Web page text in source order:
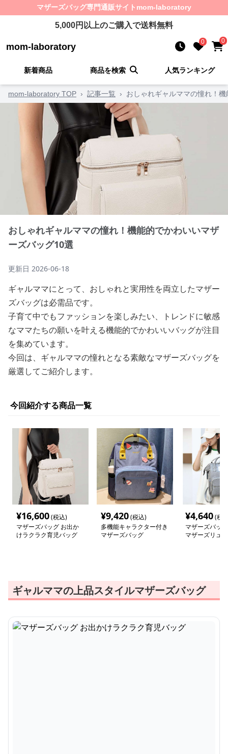
マザーズバッグ専門通販サイト mom-laboratory
5,000円以上のご購入で送料無料
mom-laboratory 0 0
新着商品 商品を検索 人気ランキング
mom-laboratory TOP › 記事一覧 › おしゃれギャルママの憧れ！
おしゃれギャルママの憧れ！機能的でかわいいマザ
ーズバッグ10選
更新日 2026-06-18
ギャルママにとって、おしゃれと実用性を両立したマザー
ズバッグは必需品です。
子育て中でもファッションを楽しみたい、トレンドに敏感
なママたちの願いを叶える機能的でかわいいバッグが注目
を集めています。
今回は、ギャルママの憧れとなる素敵なマザーズバッグを
厳選してご紹介します。
今回紹介する商品一覧
¥16,600(税込)
マザーズバッグ お出か
けラクラク育児バッグ
¥9,420(税込)
多機能キャラクター付き
マザーズバッグ
¥4,640(税
マザーズバッ
マザーズリュ
ギャルママの上品スタイルマザーズバッグ